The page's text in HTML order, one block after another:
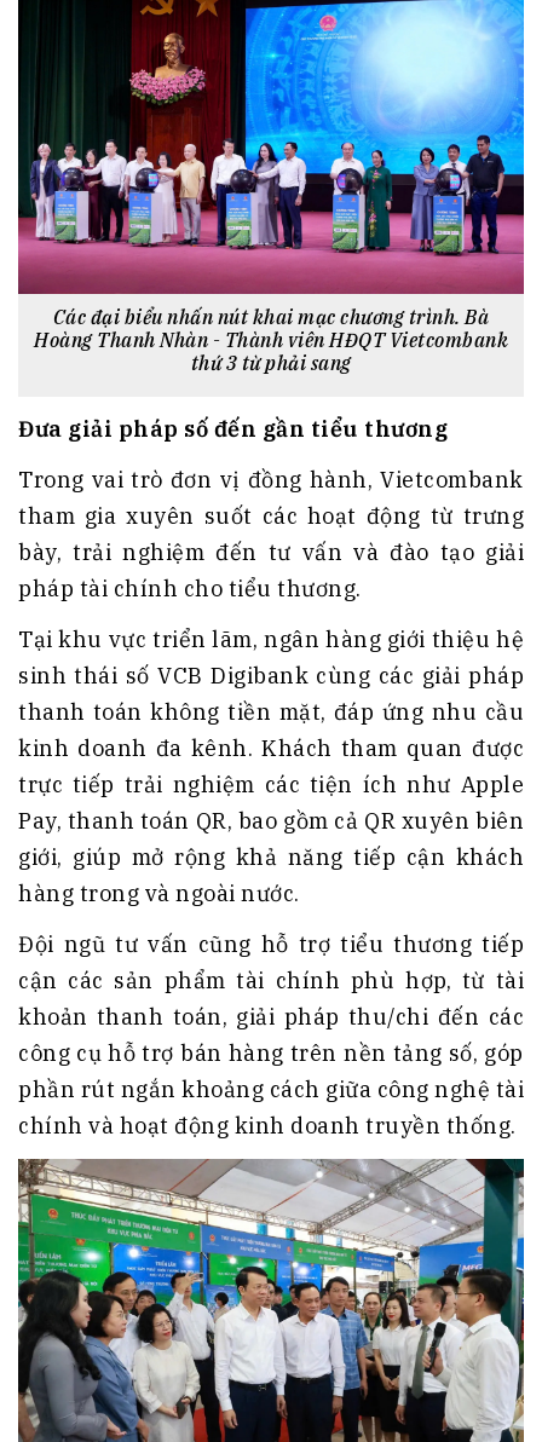
Các đại biểu nhấn nút khai mạc chương trình. Bà
Hoàng Thanh Nhàn - Thành viên HĐQT Vietcombank
thứ 3 từ phải sang
Đưa giải pháp số đến gần tiểu thương
Trong vai trò đơn vị đồng hành, Vietcombank
tham gia xuyên suốt các hoạt động từ trưng
bày, trải nghiệm đến tư vấn và đào tạo giải
pháp tài chính cho tiểu thương.
Tại khu vực triển lãm, ngân hàng giới thiệu hệ
sinh thái số VCB Digibank cùng các giải pháp
thanh toán không tiền mặt, đáp ứng nhu cầu
kinh doanh đa kênh. Khách tham quan được
trực tiếp trải nghiệm các tiện ích như Apple
Pay, thanh toán QR, bao gồm cả QR xuyên biên
giới, giúp mở rộng khả năng tiếp cận khách
hàng trong và ngoài nước.
Đội ngũ tư vấn cũng hỗ trợ tiểu thương tiếp
cận các sản phẩm tài chính phù hợp, từ tài
khoản thanh toán, giải pháp thu/chi đến các
công cụ hỗ trợ bán hàng trên nền tảng số, góp
phần rút ngắn khoảng cách giữa công nghệ tài
chính và hoạt động kinh doanh truyền thống.